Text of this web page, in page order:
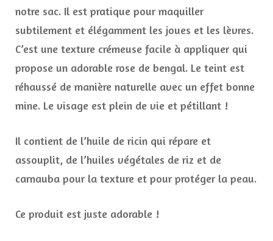
notre sac. Il est pratique pour maquiller
subtilement et élégamment les joues et les lèvres.
C’est une texture crémeuse facile à appliquer qui
propose un adorable rose de bengal. Le teint est
réhaussé de manière naturelle avec un effet bonne
mine. Le visage est plein de vie et pétillant !
Il contient de l’huile de ricin qui répare et
assouplit, de l’huiles végétales de riz et de
carnauba pour la texture et pour protéger la peau.
Ce produit est juste adorable !